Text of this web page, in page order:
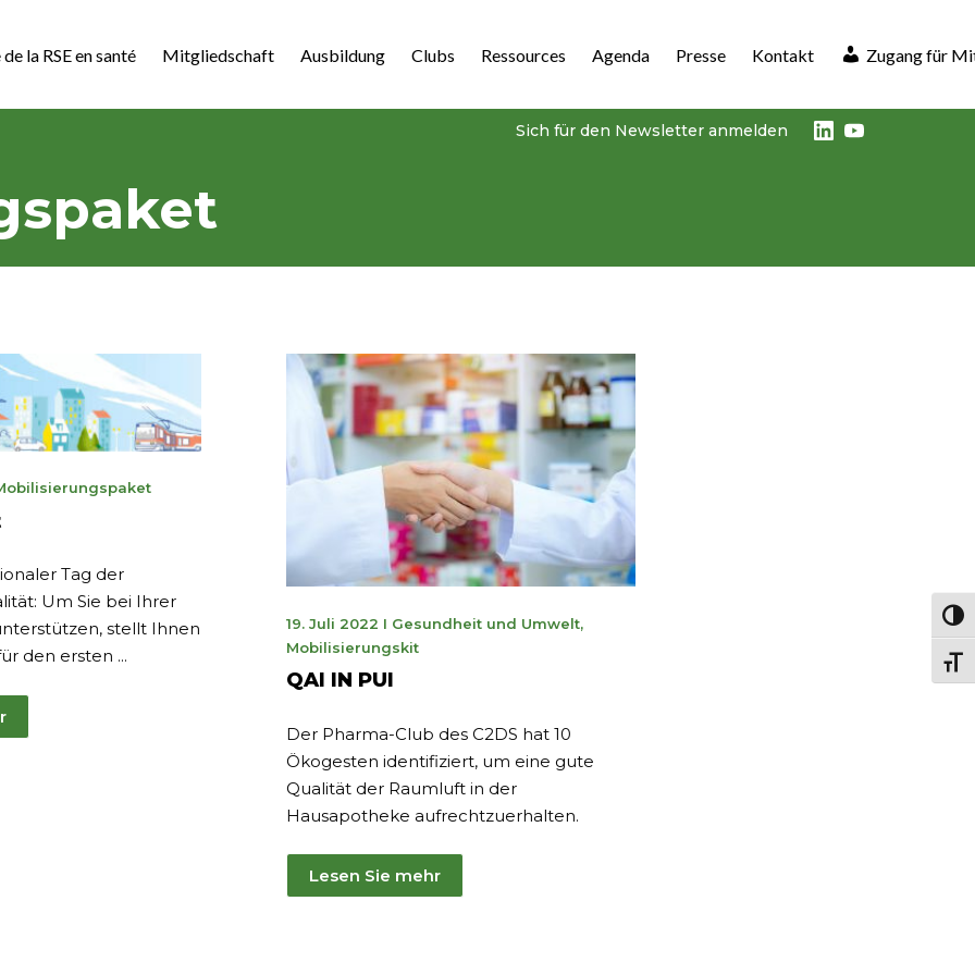
la RSE en santé Mitgliedschaft Ausbildung Clubs Ressources Agenda Presse Kontakt Zugang für
Sich für den Newsletter anmelden LinkedIn
Youtube
Tag der
Um Sie bei Ihrer
stellt Ihnen
den ersten ...
19. Juli 2022 8.
Juni
2023
I Gesundheit und Umwelt,
Mobilisierungskit
QAI IN PUI
Der Pharma-Club des C2DS hat 10
Ökogesten identifiziert, um eine gute
Qualität der Raumluft in der
Hausapotheke aufrechtzuerhalten.
Lesen Sie mehr